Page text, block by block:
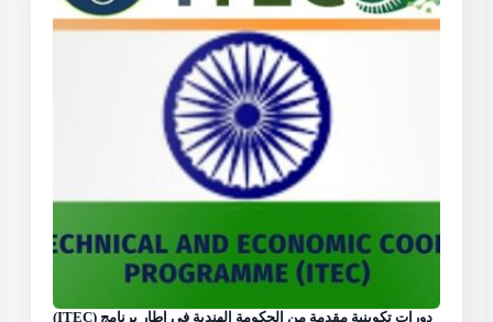
دورات تكوينية مقدمة من الحكومة الهندية في إطار برنامج (ITEC)